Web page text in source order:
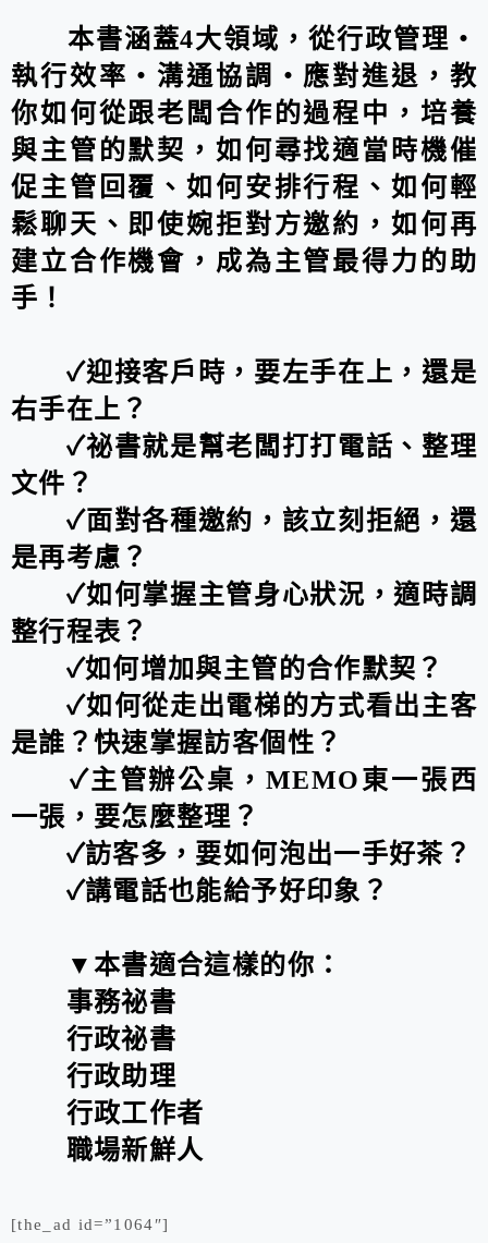
本書涵蓋4大領域，從行政管理‧
執行效率‧溝通協調‧應對進退，教
你如何從跟老闆合作的過程中，培養
與主管的默契，如何尋找適當時機催
促主管回覆、如何安排行程、如何輕
鬆聊天、即使婉拒對方邀約，如何再
建立合作機會，成為主管最得力的助
手！
✓迎接客戶時，要左手在上，還是
右手在上？
✓祕書就是幫老闆打打電話、整理
文件？
✓面對各種邀約，該立刻拒絕，還
是再考慮？
✓如何掌握主管身心狀況，適時調
整行程表？
✓如何增加與主管的合作默契？
✓如何從走出電梯的方式看出主客
是誰？快速掌握訪客個性？
✓主管辦公桌，MEMO東一張西
一張，要怎麼整理？
✓訪客多，要如何泡出一手好茶？
✓講電話也能給予好印象？
▼本書適合這樣的你：
事務祕書
行政祕書
行政助理
行政工作者
職場新鮮人
[the_ad id=”1064″]